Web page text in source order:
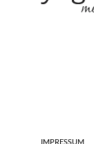
IMPRESSUM